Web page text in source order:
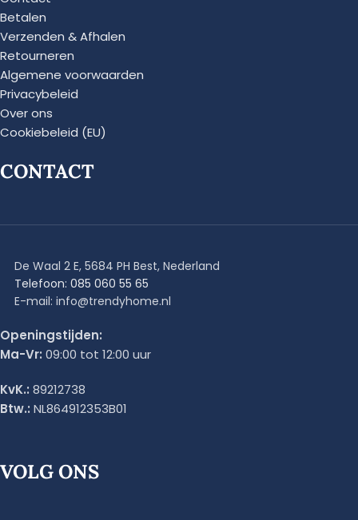
Betalen
Verzenden & Afhalen
Retourneren
Algemene voorwaarden
Privacybeleid
Over ons
Cookiebeleid (EU)
CONTACT
De Waal 2 E, 5684 PH Best, Nederland
Telefoon: 085 060 55 65
E-mail: info@trendyhome.nl
Openingstijden:
Ma-Vr: 09:00 tot 12:00 uur
KvK.: 89212738
Btw.: NL864912353B01
VOLG ONS